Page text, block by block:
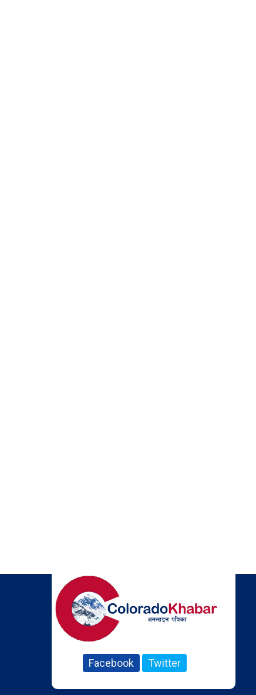
Facebook Twitter